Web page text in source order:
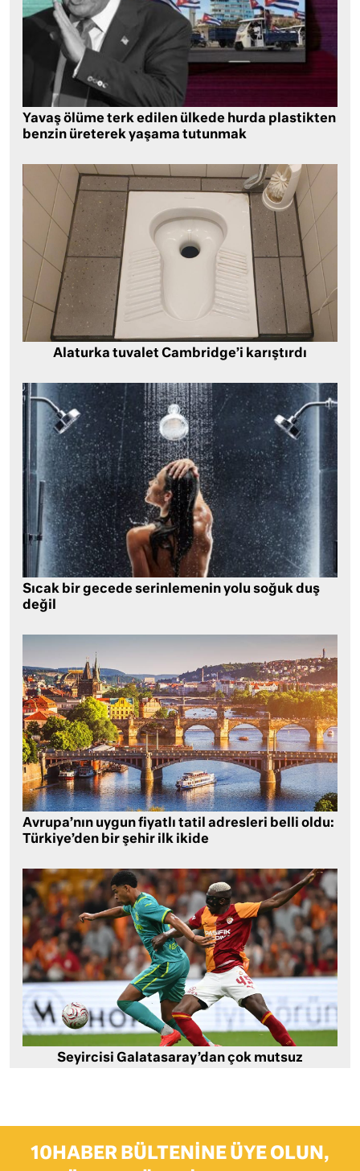
Yavaş ölüme terk edilen ülkede hurda plastikten
benzin üreterek yaşama tutunmak
Alaturka tuvalet Cambridge’i karıştırdı
Sıcak bir gecede serinlemenin yolu soğuk duş
değil
Avrupa’nın uygun fiyatlı tatil adresleri belli oldu:
Türkiye’den bir şehir ilk ikide
Seyircisi Galatasaray’dan çok mutsuz
10HABER BÜLTENINE ÜYE OLUN,